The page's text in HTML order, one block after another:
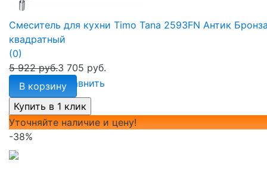
избранное сравнить
Смеситель для кухни Timo Tana 2593FN Антик
квадратный
(0)
5 922 руб.3 705 руб.
В корзину
Уточняйте наличие и цену!
-38%